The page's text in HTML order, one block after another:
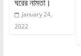
ঘরের নামতা।
January 24,
2022